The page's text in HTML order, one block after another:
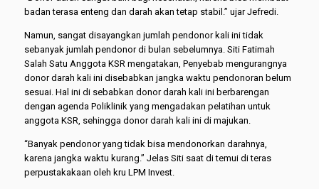
badan terasa enteng dan darah akan tetap stabil.” ujar Jefredi.
Namun, sangat disayangkan jumlah pendonor kali ini tidak
sebanyak jumlah pendonor di bulan sebelumnya. Siti Fatimah
Salah Satu Anggota KSR mengatakan, Penyebab mengurangnya
donor darah kali ini disebabkan jangka waktu pendonoran belum
sesuai. Hal ini di sebabkan donor darah kali ini berbarengan
dengan agenda Poliklinik yang mengadakan pelatihan untuk
anggota KSR, sehingga donor darah kali ini di majukan.
“Banyak pendonor yang tidak bisa mendonorkan darahnya,
karena jangka waktu kurang.” Jelas Siti saat di temui di teras
perpustakakaan oleh kru LPM Invest.